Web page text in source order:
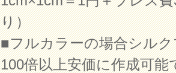
り）
■フルカラーの場合シル
100倍以上安価に作成可能